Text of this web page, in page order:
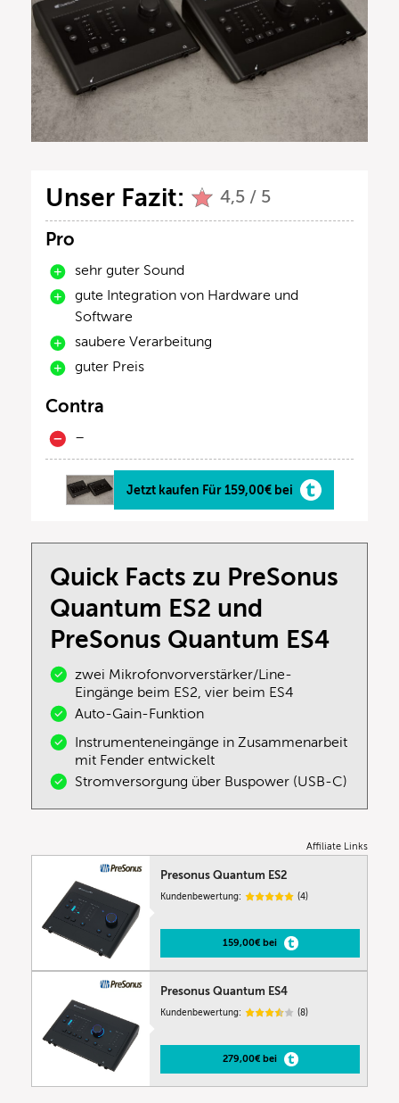
Unser Fazit: 4,5 / 5
Pro
sehr guter Sound
gute Integration von Hardware und
Software
saubere Verarbeitung
guter Preis
Contra
–
Jetzt kaufen Für 159,00€ bei
Quick Facts zu PreSonus
Quantum ES2 und
PreSonus Quantum ES4
zwei Mikrofonvorverstärker/Line-
Eingänge beim ES2, vier beim ES4
Auto-Gain-Funktion
Instrumenteneingänge in Zusammenarbeit
mit Fender entwickelt
Stromversorgung über Buspower (USB-C)
Affiliate Links
Presonus Quantum ES2
Kundenbewertung: (4)
159,00€ bei
Presonus Quantum ES4
Kundenbewertung: (8)
279,00€ bei